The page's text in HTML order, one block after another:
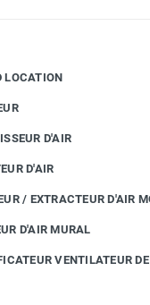
LOCATION
D'AIR
D'AIR
/ EXTRACTEUR D'AIR
D'AIR MURAL
VENTILATEUR